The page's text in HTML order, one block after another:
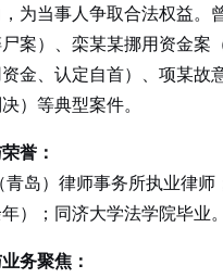
为当事人争取合法权益。
案）、栾某某挪用资金案
金、认定自首）、项某故
）等典型案件。
誉：
青岛）律师事务所执业律师
）；同济大学法学院毕业。
务聚焦：